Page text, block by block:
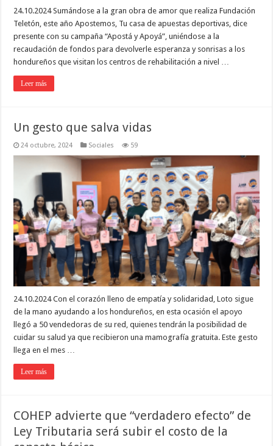
24.10.2024 Sumándose a la gran obra de amor que realiza Fundación
Teletón, este año Apostemos, Tu casa de apuestas deportivas, dice
presente con su campaña “Apostá y Apoyá”, uniéndose a la
recaudación de fondos para devolverle esperanza y sonrisas a los
hondureños que visitan los centros de rehabilitación a nivel …
Leer más
Un gesto que salva vidas
24 octubre, 2024 Sociales 59
24.10.2024 Con el corazón lleno de empatía y solidaridad, Loto sigue
de la mano ayudando a los hondureños, en esta ocasión el apoyo
llegó a 50 vendedoras de su red, quienes tendrán la posibilidad de
cuidar su salud ya que recibieron una mamografía gratuita. Este gesto
llega en el mes …
Leer más
COHEP advierte que “verdadero efecto” de
Ley Tributaria será subir el costo de la